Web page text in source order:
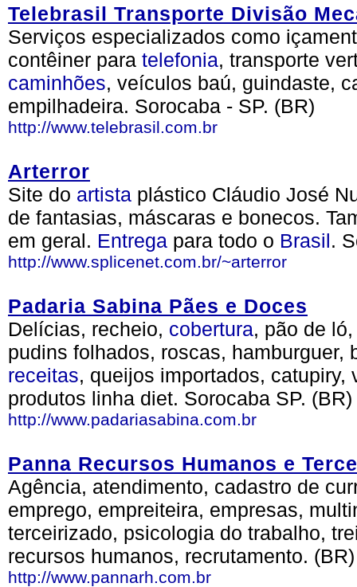
Telebrasil Transporte Divisão
Serviços especializados como
contêiner para telefonia, transporte
caminhões, veículos baú, guindaste,
empilhadeira. Sorocaba - SP. (BR)
http://www.telebrasil.com.br
Arterror
Site do artista plástico Cláudio José
de fantasias, máscaras e bonecos.
em geral. Entrega para todo o Brasil.
http://www.splicenet.com.br/~arterror
Padaria Sabina Pães e Doces
Delícias, recheio, cobertura, pão de
pudins folhados, roscas, hamburguer,
receitas, queijos importados,
produtos linha diet. Sorocaba SP. (BR)
http://www.padariasabina.com.br
Panna Recursos Humanos e
Agência, atendimento, cadastro de
emprego, empreiteira, empresas,
terceirizado, psicologia do trabalho,
recursos humanos, recrutamento. (BR)
http://www.pannarh.com.br